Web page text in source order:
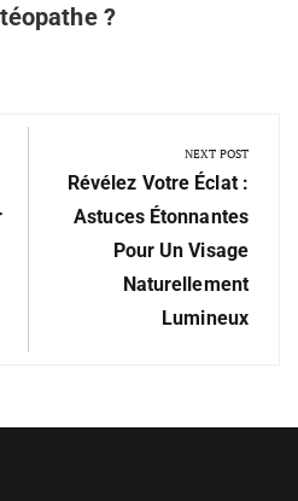
?
NEXT POST
Révélez Votre Éclat :
Astuces Étonnantes
Pour Un Visage
Naturellement
Lumineux